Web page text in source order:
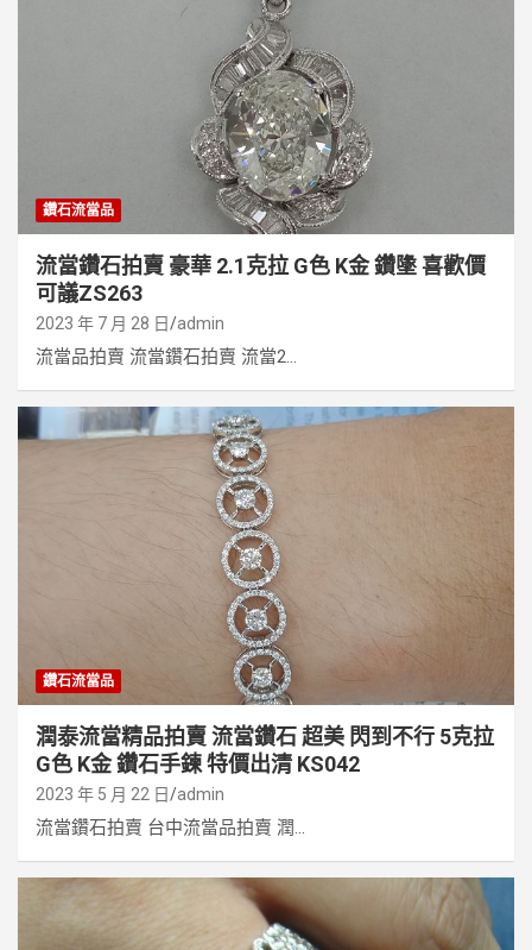
鑽石流當品
流當鑽石拍賣 豪華 2.1克拉 G色 K金 鑽墬 喜歡價
可議ZS263
2023 年 7 月 28 日 admin
流當品拍賣 流當鑽石拍賣 流當2...
鑽石流當品
潤泰流當精品拍賣 流當鑽石 超美 閃到不行 5克拉
G色 K金 鑽石手鍊 特價出清 KS042
2023 年 5 月 22 日 admin
流當鑽石拍賣 台中流當品拍賣 潤...